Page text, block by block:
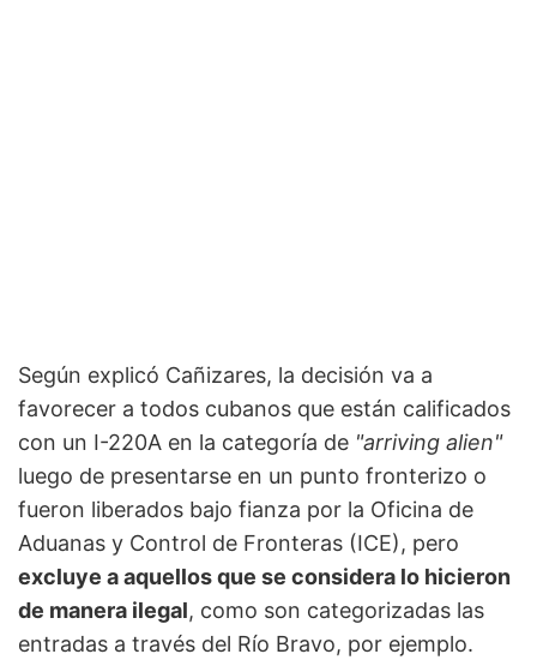
Según explicó Cañizares, la decisión va a
favorecer a todos cubanos que están calificados
con un I-220A en la categoría de "arriving alien"
luego de presentarse en un punto fronterizo o
fueron liberados bajo fianza por la Oficina de
Aduanas y Control de Fronteras (ICE), pero
excluye a aquellos que se considera lo hicieron
de manera ilegal, como son categorizadas las
entradas a través del Río Bravo, por ejemplo.